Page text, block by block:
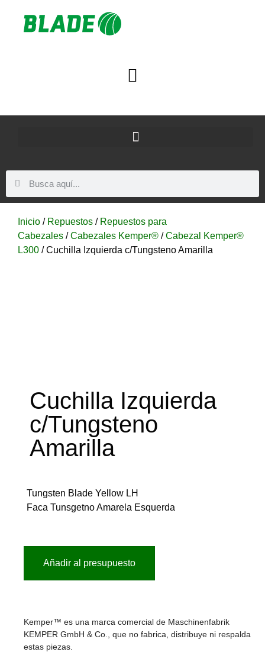
Inicio / Repuestos / Repuestos para
Cabezales /Cabezales Kemper® /Cabezal Kemper®
L300 / Cuchilla Izquierda c/Tungsteno Amarilla
Cuchilla Izquierda
c/Tungsteno
Amarilla
Tungsten Blade Yellow LH
Faca Tunsgetno Amarela Esquerda
Añadir al presupuesto
Kemper™ es una marca comercial de Maschinenfabrik
KEMPER GmbH & Co., que no fabrica, distribuye ni respalda
estas piezas.